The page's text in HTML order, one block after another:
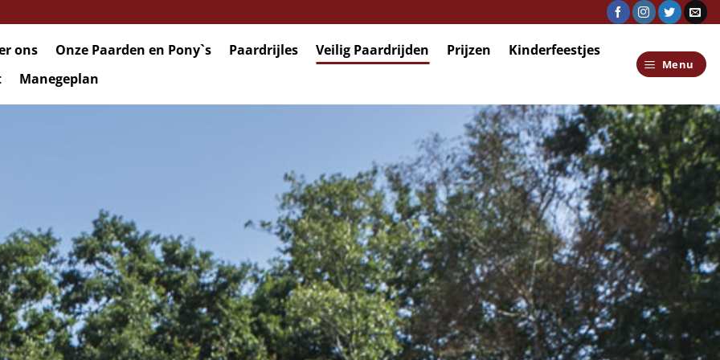
ons Onze Paarden en Pony`s Paardrijles Veilig Paardrijden Prijzen
Kinderfeestjes
Manegeplan
Menu